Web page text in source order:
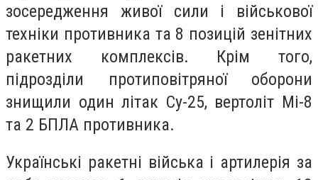
зосередження живої сили і військової
техніки противника та 8 позицій зенітних
ракетних комплексів. Крім того,
підрозділи протиповітряної оборони
знищили один літак Су-25, вертоліт Мі-8
та 2 БПЛА противника.
Українські ракетні війська і артилерія за